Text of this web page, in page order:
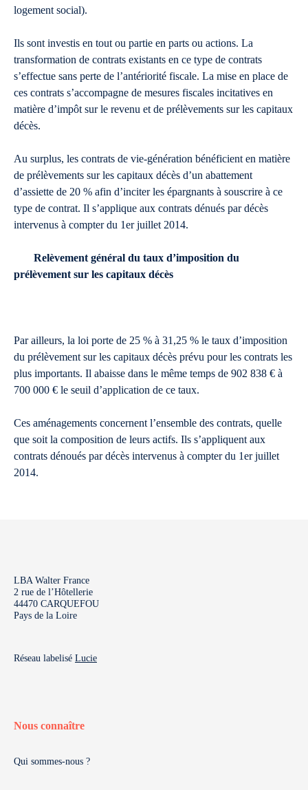
logement social).
Ils sont investis en tout ou partie en parts ou actions. La
transformation de contrats existants en ce type de contrats
s’effectue sans perte de l’antériorité fiscale. La mise en place de
ces contrats s’accompagne de mesures fiscales incitatives en
matière d’impôt sur le revenu et de prélèvements sur les capitaux
décès.
Au surplus, les contrats de vie-génération bénéficient en matière
de prélèvements sur les capitaux décès d’un abattement
d’assiette de 20 % afin d’inciter les épargnants à souscrire à ce
type de contrat. Il s’applique aux contrats dénués par décès
intervenus à compter du 1er juillet 2014.
Relèvement général du taux d’imposition du
prélèvement sur les capitaux décès
Par ailleurs, la loi porte de 25 % à 31,25 % le taux d’imposition
du prélèvement sur les capitaux décès prévu pour les contrats les
plus importants. Il abaisse dans le même temps de 902 838 € à
700 000 € le seuil d’application de ce taux.
Ces aménagements concernent l’ensemble des contrats, quelle
que soit la composition de leurs actifs. Ils s’appliquent aux
contrats dénoués par décès intervenus à compter du 1er juillet
2014.
LBA Walter France
2 rue de l’Hôtellerie
44470 CARQUEFOU
Pays de la Loire
Réseau labelisé Lucie
Nous connaître
Qui sommes-nous ?